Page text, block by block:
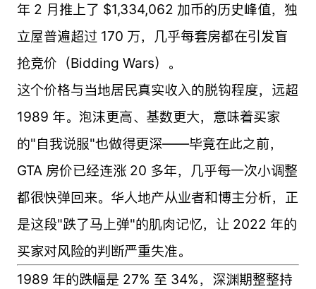
年 2 月推上了 $1,334,062 加币的历史峰值，独
立屋普遍超过 170 万，几乎每套房都在引发盲
抢竞价（Bidding Wars）。
这个价格与当地居民真实收入的脱钩程度，远超
1989 年。泡沫更高、基数更大，意味着买家
的"自我说服"也做得更深——毕竟在此之前，
GTA 房价已经连涨 20 多年，几乎每一次小调整
都很快弹回来。华人地产从业者和博主分析，正
是这段"跌了马上弹"的肌肉记忆，让 2022 年的
买家对风险的判断严重失准。
1989 年的跌幅是 27% 至 34%，深渊期整整持